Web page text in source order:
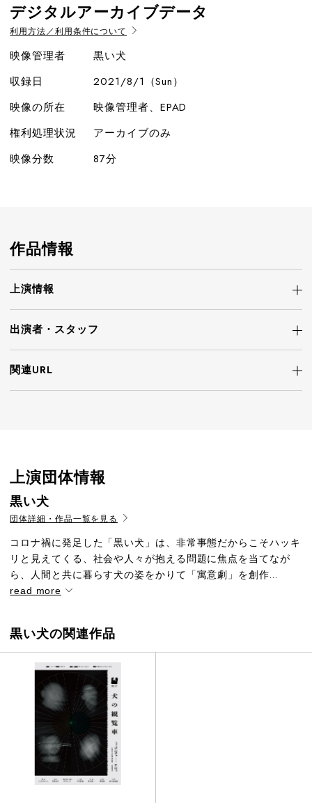
デジタルアーカイブデータ
利用方法／利用条件について
映像管理者
黒い犬
収録日
2021/8/1（Sun）
映像の所在
映像管理者、EPAD
権利処理状況
アーカイブのみ
映像分数
87分
作品情報
上演情報
出演者・ スタッフ
関連URL
上演団体情報
黒い犬
団体詳細・作品一覧を見る
コロナ禍に発足した「黒い犬」は、非常事態だからこそハッキ
リと見えてくる、社会や人々が抱える問題に焦点を当てなが
ら、人間と共に暮らす犬の姿をかりて「寓意劇」を創作...
read more
黒い犬の関連作品